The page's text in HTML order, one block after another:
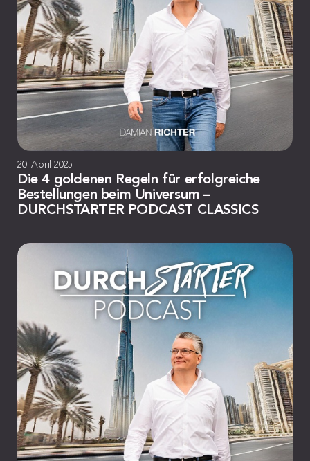
20. April 2025
Die 4 goldenen Regeln für erfolgreiche
Bestellungen beim Universum –
DURCHSTARTER PODCAST CLASSICS